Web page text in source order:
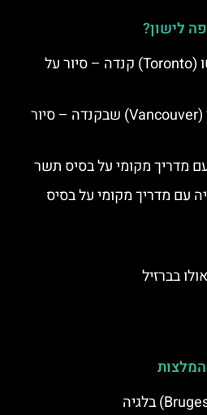
לישון?
סיורים חינמיים בטורונטו (Toronto) קנדה – סיור על
סיורים חינמיים בונקובר (Vancouver) שבקנדה – סיור
מדריך מקומי על בסיס תשר
עם מדריך מקומי על בסיס
בברזיל
המלצות